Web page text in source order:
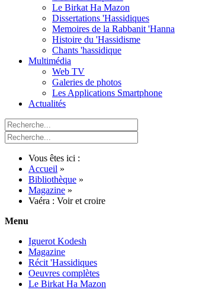
Le Birkat Ha Mazon
Dissertations 'Hassidiques
Memoires de la Rabbanit 'Hanna
Histoire du 'Hassidisme
Chants 'hassidique
Multimédia
Web TV
Galeries de photos
Les Applications Smartphone
Actualités
Vous êtes ici :
Accueil »
Bibliothèque »
Magazine »
Vaéra : Voir et croire
Menu
Iguerot Kodesh
Magazine
Récit 'Hassidiques
Oeuvres complètes
Le Birkat Ha Mazon